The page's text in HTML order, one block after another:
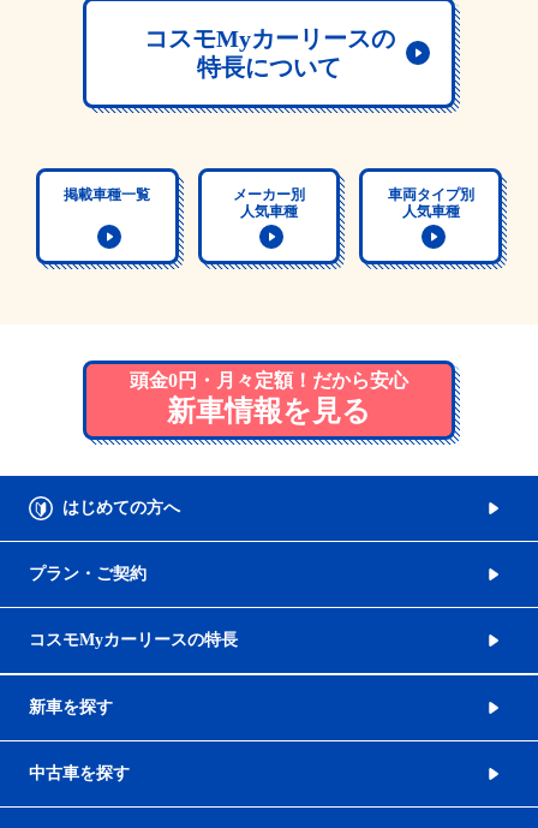
コスモMyカーリースの
特長について
掲載車種一覧
メーカー別
人気車種
車両タイプ別
人気車種
頭金0円・月々定額！だから安心
新車情報を見る
はじめての方へ
プラン・ご契約
コスモMyカーリースの特長
新車を探す
中古車を探す